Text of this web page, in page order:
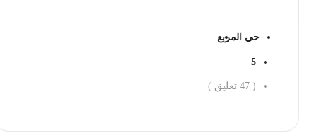
حي المربع
47 تعليق )